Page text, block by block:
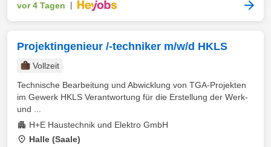
vor 4 Tagen
Projektingenieur /-techniker m/w/d HKLS
Vollzeit
Technische Bearbeitung und Abwicklung von TGA-Projekten
im Gewerk HKLS Verantwortung für die Erstellung der Werk-
und ...
H+E Haustechnik und Elektro GmbH
Halle (Saale)